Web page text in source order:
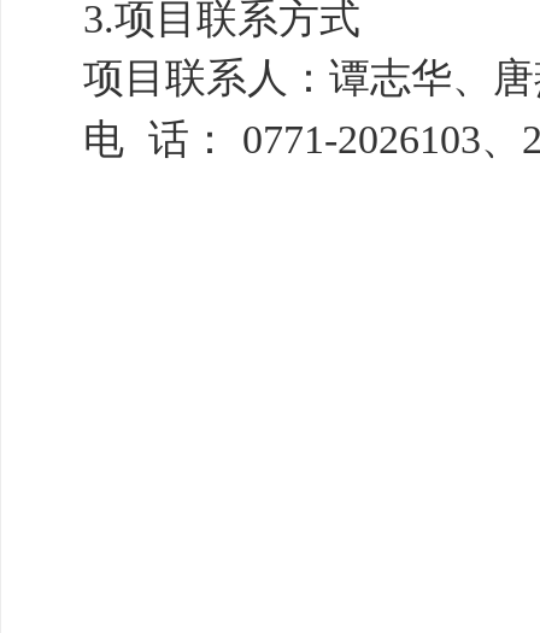
3.项目联系方式
项目联系人： 谭志华、
电 话： 0771-2026103、